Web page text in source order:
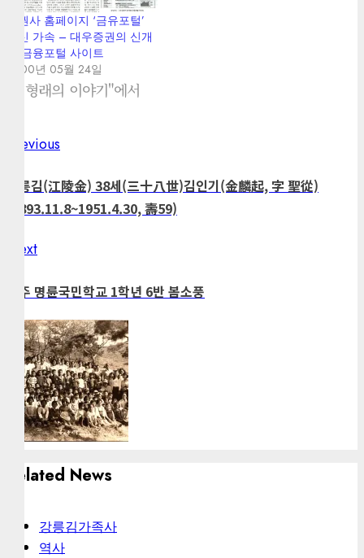
증권사 홈페이지 ‘금유포털’
변신 가속 – 대우증권의 신개
념 금융포털 사이트
2000년 05월 24일
"김형래의 이야기"에서
Post
navigation
Previous
강릉김(江陵金) 38세(三十八世)김인기(金麟起, 字 聖從)
(1893.11.8~1951.4.30, 壽59)
NextNext
원주 명륜국민학교 1학년 6반 봄소풍
Related News
강릉김가족사
역사